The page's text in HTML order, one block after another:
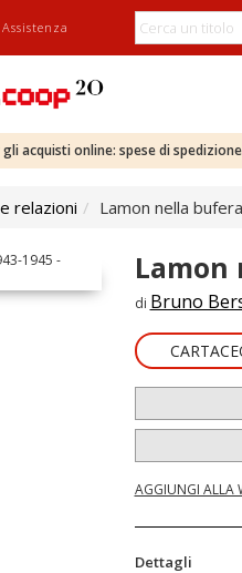
Assistenza
gli acquisti online: spese di
relazioni Lamon nella
Lamon
di Bruno
AGGIUNGI ALLA
Dettagli